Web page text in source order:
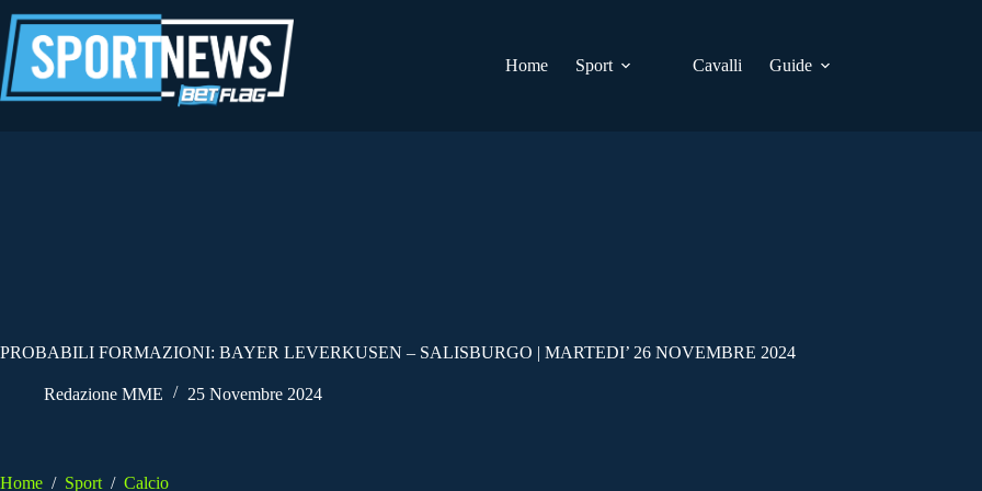
al
contenuto
Home
Sport Cavalli Guide
PROBABILI FORMAZIONI: BAYER LEVERKUSEN – SALISBURGO | MARTEDI’ 26 NOVEMBRE 2024
Redazione MME 25 Novembre 2024
Home / Sport / Calcio